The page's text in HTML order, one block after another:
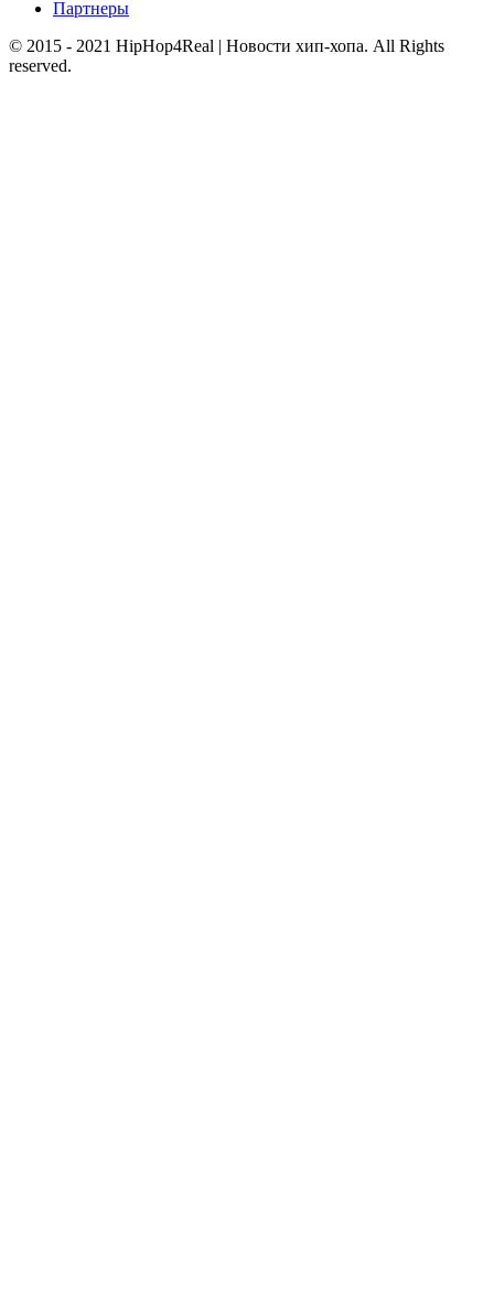
Партнеры
© 2015 - 2021 HipHop4Real | Новости хип-хопа. All Rights
reserved.